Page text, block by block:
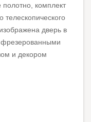
полотно, комплект
телескопического
дверь в
фрезерованными
и декором